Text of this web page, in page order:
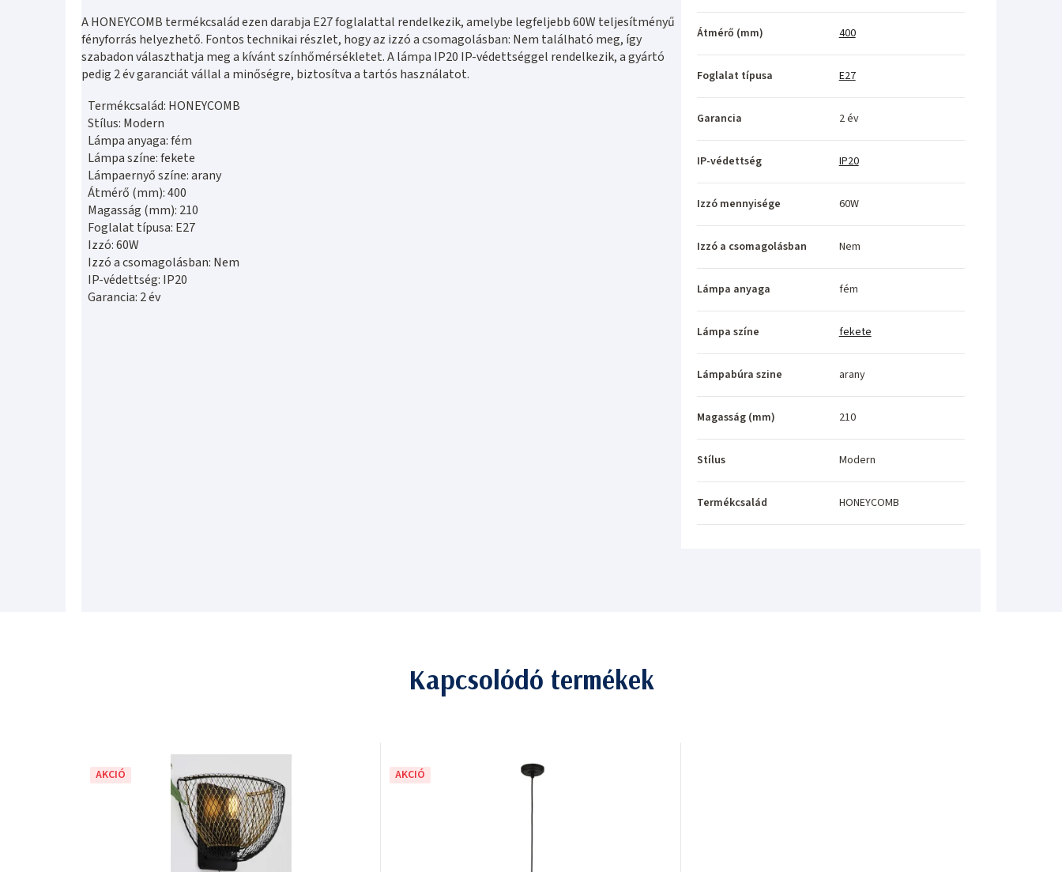
A HONEYCOMB termékcsalád ezen darabja E27 foglalattal rendelkezik, amelybe legfeljebb 60W teljesítményű
fényforrás helyezhető. Fontos technikai részlet, hogy az izzó a csomagolásban: Nem található meg, így
szabadon választhatja meg a kívánt színhőmérsékletet. A lámpa IP20 IP-védettséggel rendelkezik, a gyártó
pedig 2 év garanciát vállal a minőségre, biztosítva a tartós használatot.
Termékcsalád: HONEYCOMB
Stílus: Modern
Lámpa anyaga: fém
Lámpa színe: fekete
Lámpaernyő színe: arany
Átmérő (mm): 400
Magasság (mm): 210
Foglalat típusa: E27
Izzó: 60W
Izzó a csomagolásban: Nem
IP-védettség: IP20
Garancia: 2 év
Átmérő (mm) 400
Foglalat típusa E27
Garancia 2 év
IP-védettség IP20
Izzó mennyisége 60W
Izzó a csomagolásban Nem
Lámpa anyaga fém
Lámpa színe fekete
Lámpabúra szine arany
Magasság (mm) 210
Stílus Modern
Termékcsalád HONEYCOMB
Kapcsolódó termékek
AKCIÓ AKCIÓ